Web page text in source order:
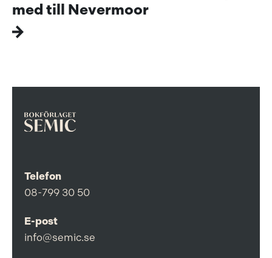
med till Nevermoor
Telefon
08-799 30 50
E-post
info@semic.se